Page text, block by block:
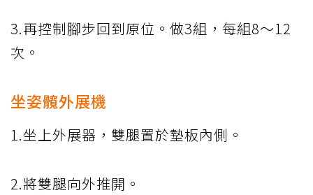
3.再控制腳步回到原位。做3組，每組8～12
次。
坐姿髖外展機
1.坐上外展器，雙腿置於墊板內側。
2.將雙腿向外推開。